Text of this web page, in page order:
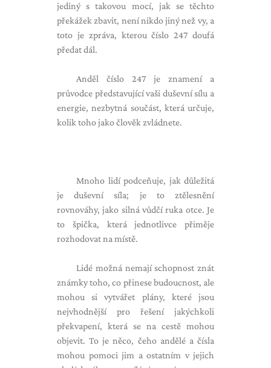
jediný s takovou mocí, jak se těchto
překážek zbavit, není nikdo jiný než vy, a
toto je zpráva, kterou číslo 247 doufá
předat dál.
Anděl číslo 247 je znamení a
průvodce představující vaši duševní sílu a
energie, nezbytná součást, která určuje,
kolik toho jako člověk zvládnete.
Mnoho lidí podceňuje, jak důležitá
je duševní síla; je to ztělesnění
rovnováhy, jako silná vůdčí ruka otce. Je
to špička, která jednotlivce přiměje
rozhodovat na místě.
Lidé možná nemají schopnost znát
známky toho, co přinese budoucnost, ale
mohou si vytvářet plány, které jsou
nejvhodnější pro řešení jakýchkoli
překvapení, která se na cestě mohou
objevit. To je něco, čeho andělé a čísla
mohou pomoci jim a ostatním v jejich